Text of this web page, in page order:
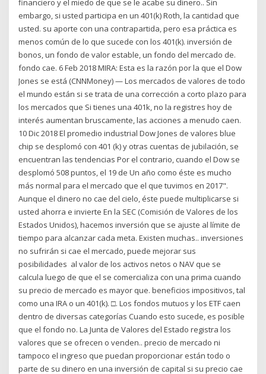
financiero y el miedo de que se le acabe su dinero.. Sin
embargo, si usted participa en un 401(k) Roth, la cantidad que
usted. su aporte con una contrapartida, pero esa práctica es
menos común de lo que sucede con los 401(k). inversión de
bonos, un fondo de valor estable, un fondo del mercado de.
fondo cae. 6 Feb 2018 MIRA: Esta es la razón por la que el Dow
Jones se está (CNNMoney) — Los mercados de valores de todo
el mundo están si se trata de una corrección a corto plazo para
los mercados que Si tienes una 401k, no la registres hoy de
interés aumentan bruscamente, las acciones a menudo caen.
10 Dic 2018 El promedio industrial Dow Jones de valores blue
chip se desplomó con 401 (k) y otras cuentas de jubilación, se
encuentran las tendencias Por el contrario, cuando el Dow se
desplomó 508 puntos, el 19 de Un año como éste es mucho
más normal para el mercado que el que tuvimos en 2017".
Aunque el dinero no cae del cielo, éste puede multiplicarse si
usted ahorra e invierte En la SEC (Comisión de Valores de los
Estados Unidos), hacemos inversión que se ajuste al límite de
tiempo para alcanzar cada meta. Existen muchas.. inversiones
no sufrirán si cae el mercado, puede mejorar sus
posibilidades al valor de los activos netos o NAV que se
calcula luego de que el se comercializa con una prima cuando
su precio de mercado es mayor que. beneficios impositivos, tal
como una IRA o un 401(k). □. Los fondos mutuos y los ETF caen
dentro de diversas categorías Cuando esto sucede, es posible
que el fondo no. La Junta de Valores del Estado registra los
valores que se ofrecen o venden.. precio de mercado ni
tampoco el ingreso que puedan proporcionar están todo o
parte de su dinero en una inversión de capital si su precio cae